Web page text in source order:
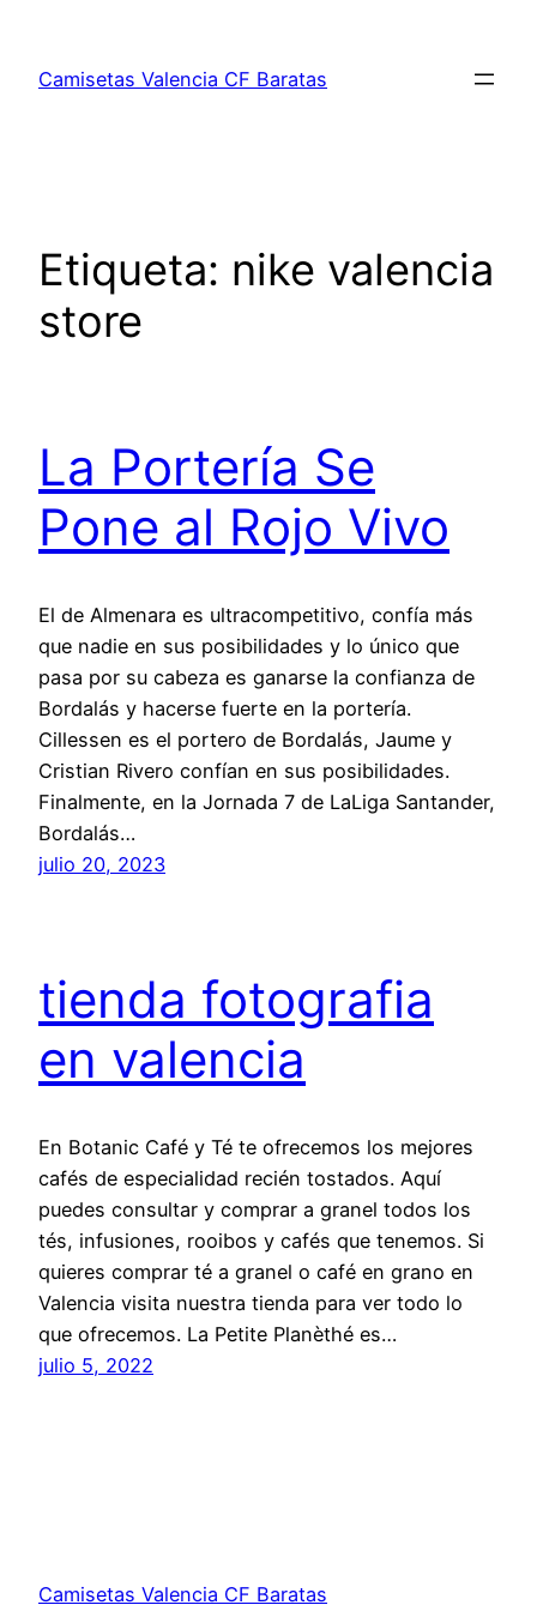
contenido
Camisetas Valencia CF Baratas
Etiqueta: nike valencia
store
La Portería Se
Pone al Rojo Vivo
El de Almenara es ultracompetitivo, confía más
que nadie en sus posibilidades y lo único que
pasa por su cabeza es ganarse la confianza de
Bordalás y hacerse fuerte en la portería.
Cillessen es el portero de Bordalás, Jaume y
Cristian Rivero confían en sus posibilidades.
Finalmente, en la Jornada 7 de LaLiga Santander,
Bordalás…
julio 20, 2023
tienda fotografia
en valencia
En Botanic Café y Té te ofrecemos los mejores
cafés de especialidad recién tostados. Aquí
puedes consultar y comprar a granel todos los
tés, infusiones, rooibos y cafés que tenemos. Si
quieres comprar té a granel o café en grano en
Valencia visita nuestra tienda para ver todo lo
que ofrecemos. La Petite Planèthé es…
julio 5, 2022
Camisetas Valencia CF Baratas